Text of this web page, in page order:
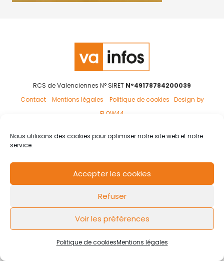
Nous utilisons des cookies pour optimiser notre site web et notre
service.
Accepter les cookies
Refuser
Voir les préférences
Politique de cookiesMentions légales
RCS de Valenciennes N° SIRET N°49178784200039
Contact
Mentions légales Politique de cookies Design by
FLOW44